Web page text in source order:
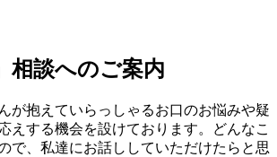
相談へのご案内
が抱えていらっしゃるお口のお悩みや疑
えする機会を設けております。どんなこ
で、私達にお話ししていただけたらと思